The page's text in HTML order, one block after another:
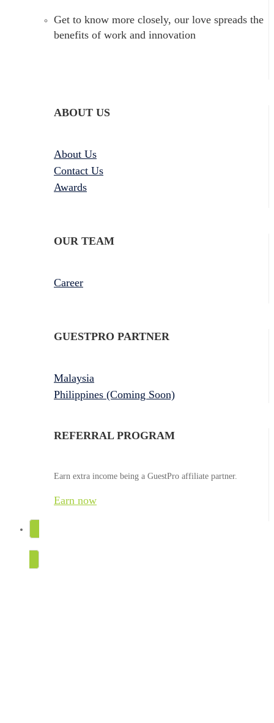
Get to know more closely, our love spreads the
benefits of work and innovation
ABOUT US
About Us
Contact Us
Awards
OUR TEAM
Career
GUESTPRO PARTNER
Malaysia
Philippines (Coming Soon)
REFERRAL PROGRAM
Earn extra income being a GuestPro affiliate partner.
Earn now